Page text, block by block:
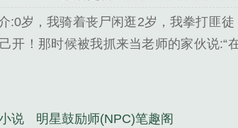
:0岁，我骑着丧尸闲逛2岁，我拳打匪
开！那时候被我抓来当老师的家伙说:“
说
明星鼓励师(NPC)笔趣阁